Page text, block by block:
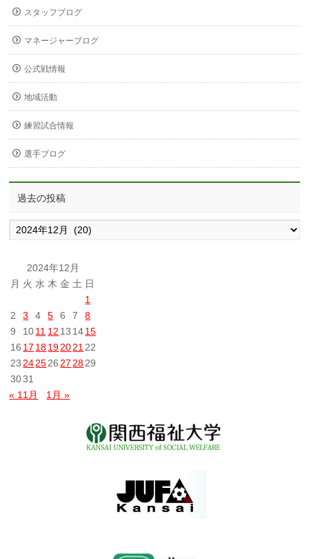
スタッフブログ
マネージャーブログ
公式戦情報
地域活動
練習試合情報
選手ブログ
過去の投稿
過
去
稿
2024年12月
月 火 水 木 金 土 日
1
2
3 4 5 6 7
8
9
1011 12 13 1415
16 17 1819202122
23 242526 27 2829
3031
« 11月
1月 »